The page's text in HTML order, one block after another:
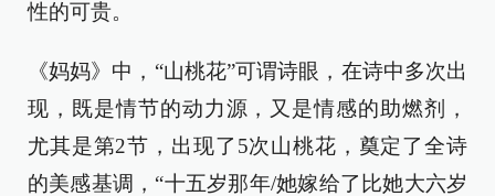
性的可贵。
《妈妈》中，“山桃花”可谓诗眼，在诗中多次出
现，既是情节的动力源，又是情感的助燃剂，
尤其是第2节，出现了5次山桃花，奠定了全诗
的美感基调，“十五岁那年/她嫁给了比她大六岁